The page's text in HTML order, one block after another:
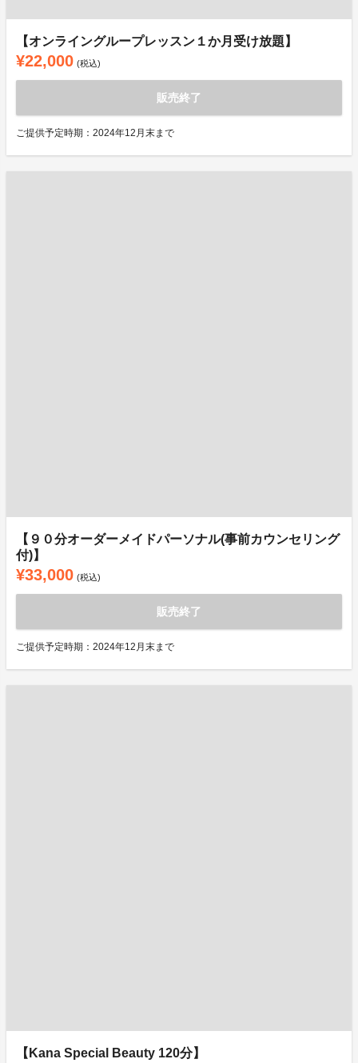
【オンライングループレッスン１か月受け放題】
¥22,000 (税込)
販売終了
ご提供予定時期：2024年12月末まで
【９０分オーダーメイドパーソナル(事前カウンセリング
付)】
¥33,000 (税込)
販売終了
ご提供予定時期：2024年12月末まで
【Kana Special Beauty 120分】